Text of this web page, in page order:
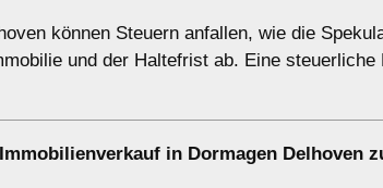
können Steuern anfallen, wie die
und der Haltefrist ab. Eine
in Dormagen Delhoven